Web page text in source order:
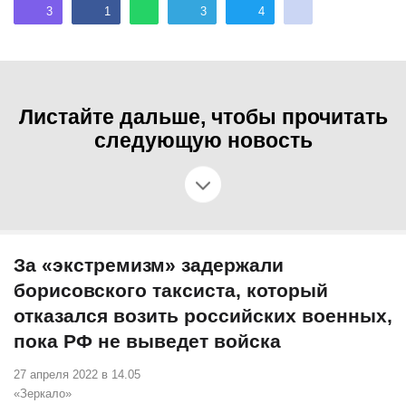
3 1 3 4
Листайте дальше, чтобы прочитать
следующую новость